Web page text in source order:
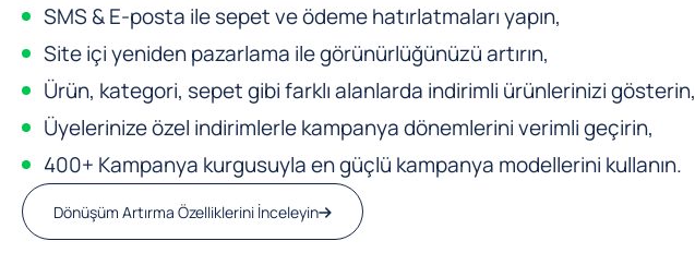
SMS & E-posta ile sepet ve ödeme hatırlatmaları yapın,
Site içi yeniden pazarlama ile görünürlüğünüzü artırın,
Ürün, kategori, sepet gibi farklı alanlarda indirimli ürünlerinizi gösterin,
Üyelerinize özel indirimlerle kampanya dönemlerini verimli geçirin,
400+ Kampanya kurgusuyla en güçlü kampanya modellerini kullanın.
Dönüşüm Artırma Özelliklerini İnceleyin